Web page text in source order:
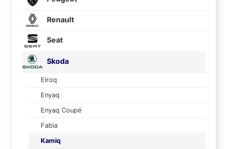
Renault
Seat
Skoda
Elroq
Enyaq
Enyaq Coupé
Fabia
Kamiq